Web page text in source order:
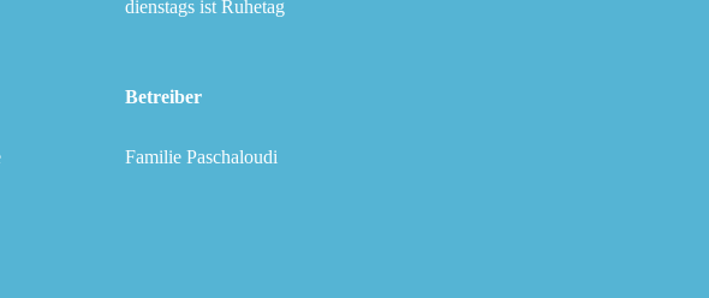
dienstags ist Ruhetag
Betreiber
Familie Paschaloudi